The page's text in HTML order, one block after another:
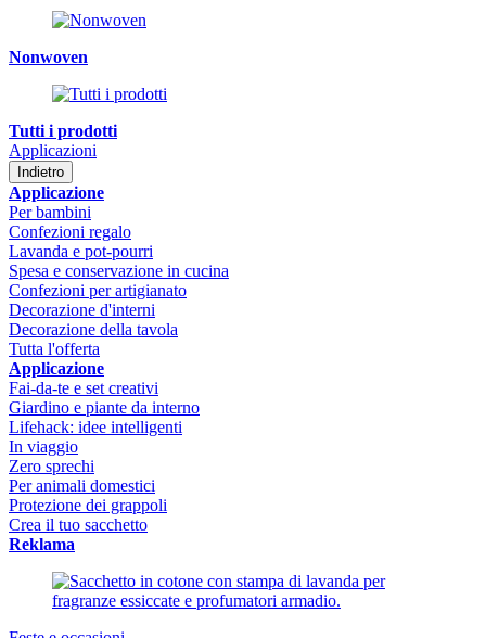
Nonwoven
Tutti i prodotti
Applicazioni
Indietro
Applicazione
Per bambini
Confezioni regalo
Lavanda e pot-pourri
Spesa e conservazione in cucina
Confezioni per artigianato
Decorazione d'interni
Decorazione della tavola
Tutta l'offerta
Applicazione
Fai-da-te e set creativi
Giardino e piante da interno
Lifehack: idee intelligenti
In viaggio
Zero sprechi
Per animali domestici
Protezione dei grappoli
Crea il tuo sacchetto
Reklama